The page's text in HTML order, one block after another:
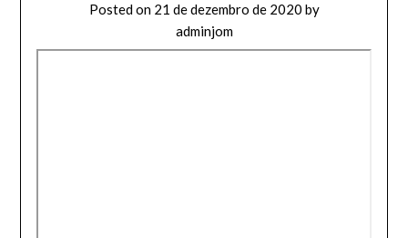
Posted on 21 de dezembro de 2020 by
adminjom